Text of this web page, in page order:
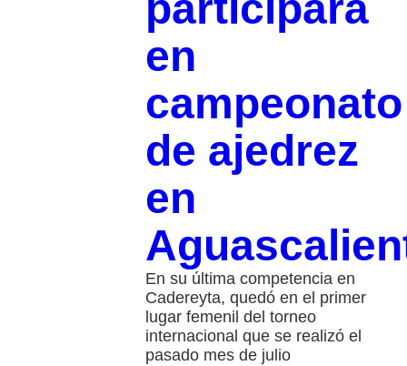
en
campeonato
de ajedrez
en
En su última competencia en
Cadereyta, quedó en el primer
lugar femenil del torneo
internacional que se realizó el
pasado mes de julio